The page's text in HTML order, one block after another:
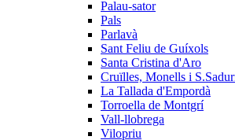
Palau-sator
Pals
Parlavà
Sant Feliu de Guíxols
Santa Cristina d'Aro
Cruïlles, Monells i
La Tallada d'Empordà
Torroella de Montgrí
Vall-llobrega
Vilopriu